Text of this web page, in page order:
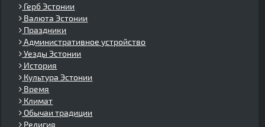
Герб Эстонии
Валюта Эстонии
Праздники
Административное устройство
Уезды Эстонии
История
Культура Эстонии
Время
Климат
Обычаи традиции
Религия